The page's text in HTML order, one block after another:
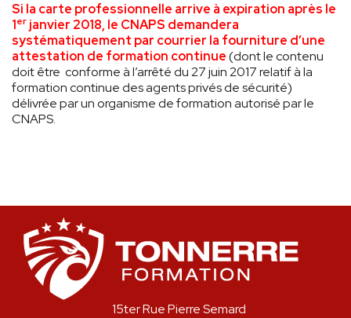
Si la carte professionnelle arrive à expiration après le
1er janvier 2018, le CNAPS demandera
systématiquement par courrier la fourniture d’une
attestation de formation continue(dont le contenu
doit être conforme à l’arrêté du 27 juin 2017 relatif à la
formation continue des agents privés de sécurité)
délivrée par un organisme de formation autorisé par le
CNAPS.
15ter Rue Pierre Semard